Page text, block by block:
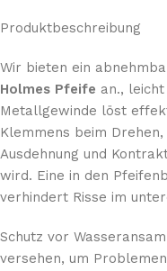
Produktbeschreibung
Wir bieten ein
Holmes Pfeife an.,
Metallgewinde löst
Klemmens beim
Ausdehnung und
wird. Eine in den
verhindert Risse im
Schutz vor
versehen, um